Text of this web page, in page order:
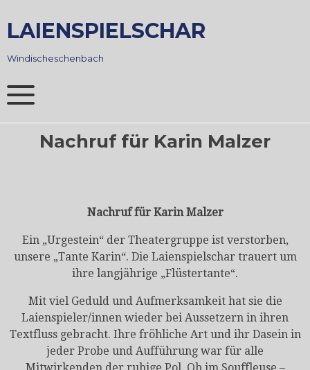
to
content
LAIENSPIELSCHAR
Windischeschenbach
Nachruf für Karin Malzer
Nachruf für Karin Malzer
Ein „Urgestein“ der Theatergruppe ist verstorben,
unsere „Tante Karin“. Die Laienspielschar trauert um
ihre langjährige „Flüstertante“.
Mit viel Geduld und Aufmerksamkeit hat sie die
Laienspieler/innen wieder bei Aussetzern in ihren
Textfluss gebracht. Ihre fröhliche Art und ihr Dasein in
jeder Probe und Aufführung war für alle